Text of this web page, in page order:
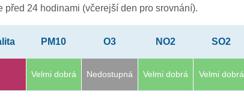
24 hodinami (včerejší den pro srovnání).
PM10 O3 NO2 SO2
Velmi dobrá Nedostupná Velmi dobrá Velmi dobrá